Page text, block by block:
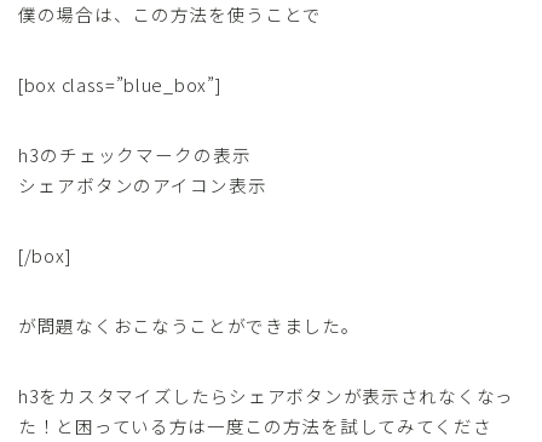
僕の場合は、この方法を使うことで
[box class=”blue_box”]
h3のチェックマークの表示
シェアボタンのアイコン表示
[/box]
が問題なくおこなうことができました。
h3をカスタマイズしたらシェアボタンが表示されなくなっ
た！と困っている方は一度この方法を試してみてくださ